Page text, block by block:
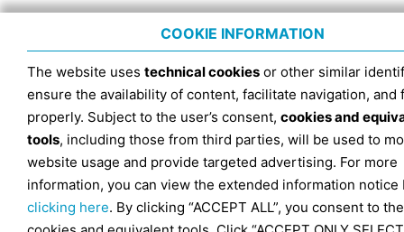
COOKIE INFORMATION
The website uses technical cookies or other similar
ensure the availability of content, facilitate navigation, and
properly. Subject to the user’s consent, cookies and
tools, including those from third parties, will be used to
website usage and provide targeted advertising. For more
information, you can view the extended information notice
clicking here. By clicking “ACCEPT ALL”, you consent to